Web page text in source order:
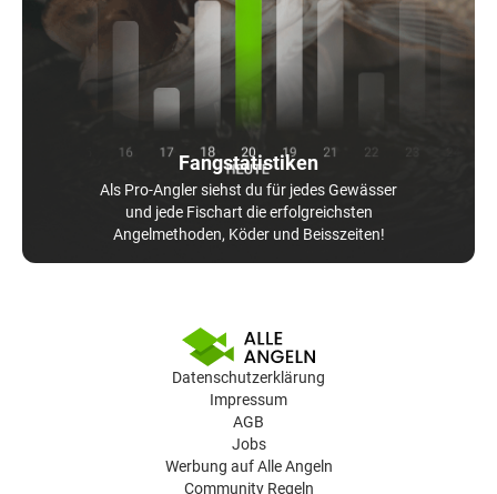
Fangstatistiken
Als Pro-Angler siehst du für jedes Gewässer
und jede Fischart die erfolgreichsten
Angelmethoden, Köder und Beisszeiten!
Datenschutzerklärung
Impressum
AGB
Jobs
Werbung auf Alle Angeln
Community Regeln